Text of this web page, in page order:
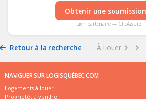
Obtenir une soumission
Lien partenaire — ClicAssure
Retour à la recherche À Louer
NAVIGUER SUR LOGISQUÉBEC.COM
Logements à louer
Propriétés à vendre